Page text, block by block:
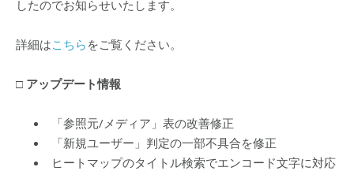
したのでお知らせいたします。
詳細はこちら をご覧ください。
□ アップデート情報
「参照元/メディア」表の改善修正
「新規ユーザー」判定の一部不具合を修正
ヒートマップのタイトル検索でエンコード文字に対応